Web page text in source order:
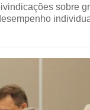
sobre